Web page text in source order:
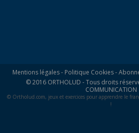
Mentions légales- Politique Cookies-
© 2016 ORTHOLUD - Tous droits
COMMUNICATION
© Ortholud.com, jeux et exercices pour apprendre le
!